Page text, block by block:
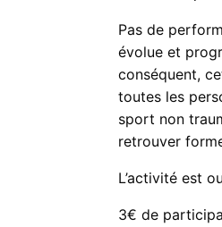
Pas de
évolue et
conséquent,
toutes les
sport non
retrouver
L’activité est
3€ de